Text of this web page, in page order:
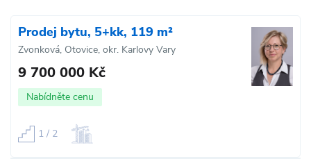
Prodej bytu, 5+kk, 119 m²
Zvonková, Otovice, okr. Karlovy Vary
9 700 000 Kč
Nabídněte cenu
1 / 2